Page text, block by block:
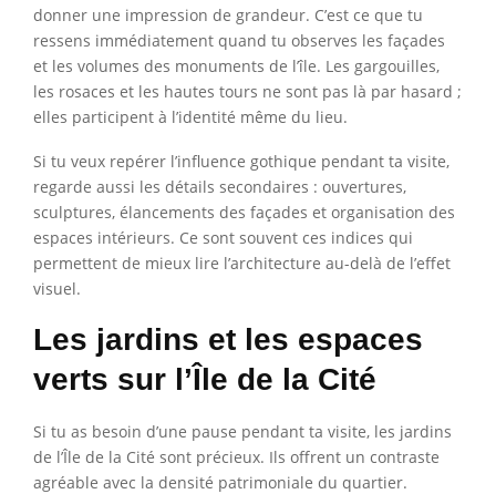
donner une impression de grandeur. C’est ce que tu
ressens immédiatement quand tu observes les façades
et les volumes des monuments de l’île. Les gargouilles,
les rosaces et les hautes tours ne sont pas là par hasard ;
elles participent à l’identité même du lieu.
Si tu veux repérer l’influence gothique pendant ta visite,
regarde aussi les détails secondaires : ouvertures,
sculptures, élancements des façades et organisation des
espaces intérieurs. Ce sont souvent ces indices qui
permettent de mieux lire l’architecture au-delà de l’effet
visuel.
Les jardins et les espaces
verts sur l’Île de la Cité
Si tu as besoin d’une pause pendant ta visite, les jardins
de l’Île de la Cité sont précieux. Ils offrent un contraste
agréable avec la densité patrimoniale du quartier.